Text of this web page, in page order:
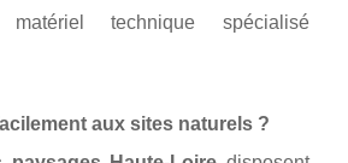
technique spécialisé
aux sites naturels ?